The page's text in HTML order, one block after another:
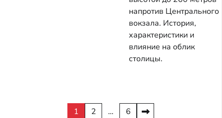
напротив Центрального
вокзала. История,
характеристики и
влияние на облик
столицы.
1 2 … 6